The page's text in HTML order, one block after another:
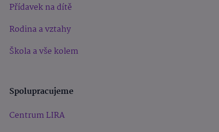
Přídavek na dítě
Rodina a vztahy
Škola a vše kolem
Spolupracujeme
Centrum LIRA